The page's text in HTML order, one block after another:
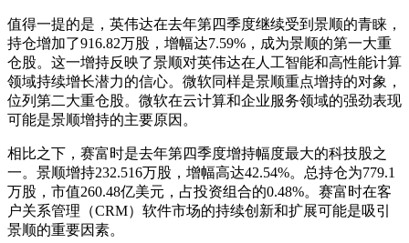
值得一提的是，英伟达在去年第四季度继续受到景顺的青睐，
持仓增加了916.82万股，增幅达7.59%，成为景顺的第一大重
仓股。这一增持反映了景顺对英伟达在人工智能和高性能计算
领域持续增长潜力的信心。微软同样是景顺重点增持的对象，
位列第二大重仓股。微软在云计算和企业服务领域的强劲表现
可能是景顺增持的主要原因。
相比之下，赛富时是去年第四季度增持幅度最大的科技股之
一。景顺增持232.516万股，增幅高达42.54%。总持仓为779.1
万股，市值260.48亿美元，占投资组合的0.48%。赛富时在客
户关系管理（CRM）软件市场的持续创新和扩展可能是吸引
景顺的重要因素。